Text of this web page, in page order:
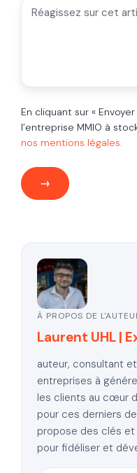
En cliquant sur «
l’entreprise MMIO à
nos mentions légales.
À PROPOS DE
Laurent UHL |
auteur, consultant
entreprises à
les clients au cœur
pour ces derniers
propose des clés
pour fidéliser et